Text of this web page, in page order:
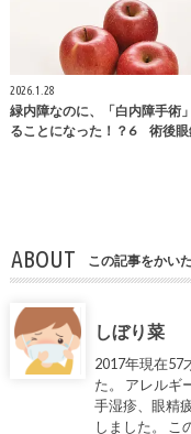
2026.1.28
緑内障なのに、「白内障手術
ることになった！？6 術後眼
ABOUT この記事をかい
しぼり菜
2017年現在57
た。 アレルギ
手湿疹、眼精
しました。 こ